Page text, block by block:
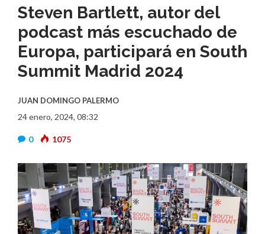
Steven Bartlett, autor del
podcast más escuchado de
Europa, participará en South
Summit Madrid 2024
JUAN DOMINGO PALERMO
24 enero, 2024, 08:32
0 1075